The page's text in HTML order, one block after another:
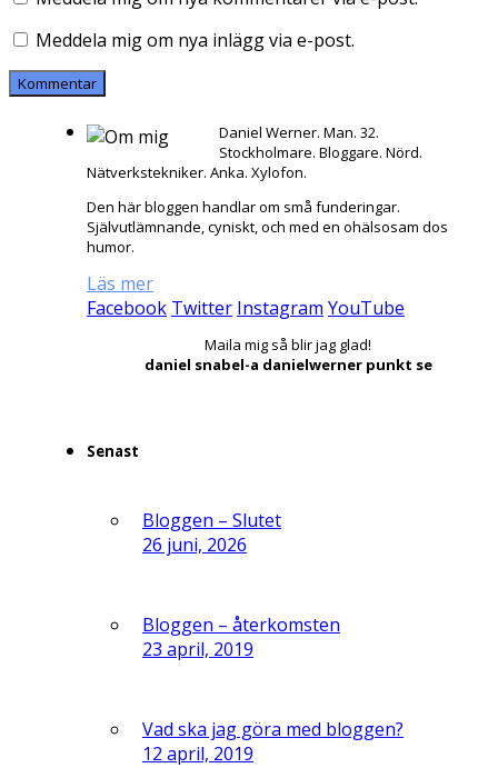
Meddela mig om nya inlägg via e-post.
Daniel Werner. Man. 32.
Stockholmare. Bloggare. Nörd.
Nätverkstekniker. Anka. Xylofon.
Den här bloggen handlar om små funderingar.
Självutlämnande, cyniskt, och med en ohälsosam dos
humor.
Läs mer
Facebook Twitter Instagram YouTube
Maila mig så blir jag glad!
daniel snabel-a danielwerner punkt se
Senast
Bloggen – Slutet
26 juni, 2026
Bloggen – återkomsten
23 april, 2019
Vad ska jag göra med bloggen?
12 april, 2019